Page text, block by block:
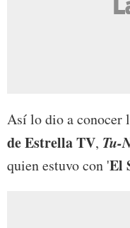
Así lo dio a conocer
de Estrella TV, Tu-
quien estuvo con 'El